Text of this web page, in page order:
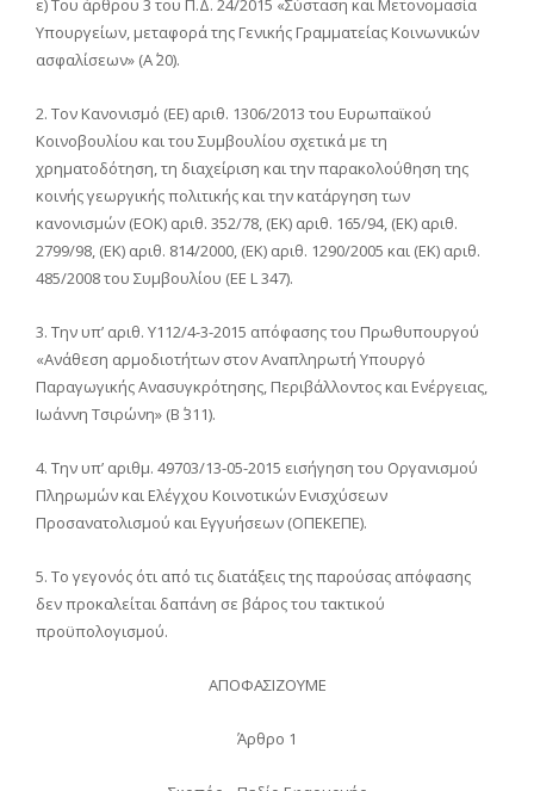
ε) Του άρθρου 3 του Π.Δ. 24/2015 «Σύσταση και Μετονομασία
Υπουργείων, μεταφορά της Γενικής Γραμματείας Κοινωνικών
ασφαλίσεων» (Α΄ 20).
2. Τον Κανονισμό (ΕΕ) αριθ. 1306/2013 του Ευρωπαϊκού
Κοινοβουλίου και του Συμβουλίου σχετικά με τη
χρηματοδότηση, τη διαχείριση και την παρακολούθηση της
κοινής γεωργικής πολιτικής και την κατάργηση των
κανονισμών (ΕΟΚ) αριθ. 352/78, (ΕΚ) αριθ. 165/94, (ΕΚ) αριθ.
2799/98, (ΕΚ) αριθ. 814/2000, (ΕΚ) αριθ. 1290/2005 και (ΕΚ) αριθ.
485/2008 του Συμβουλίου (ΕΕ L 347).
3. Την υπ’ αριθ. Υ112/4-3-2015 απόφασης του Πρωθυπουργού
«Ανάθεση αρμοδιοτήτων στον Αναπληρωτή Υπουργό
Παραγωγικής Ανασυγκρότησης, Περιβάλλοντος και Ενέργειας,
Ιωάννη Τσιρώνη» (Β΄ 311).
4. Την υπ’ αριθμ. 49703/13-05-2015 εισήγηση του Οργανισμού
Πληρωμών και Ελέγχου Κοινοτικών Ενισχύσεων
Προσανατολισμού και Εγγυήσεων (ΟΠΕΚΕΠΕ).
5. Το γεγονός ότι από τις διατάξεις της παρούσας απόφασης
δεν προκαλείται δαπάνη σε βάρος του τακτικού
προϋπολογισμού.
ΑΠΟΦΑΣΙΖΟΥΜΕ
Άρθρο 1